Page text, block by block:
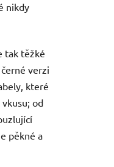
nikdy
tak těžké
verzi
které
od
pěkné a